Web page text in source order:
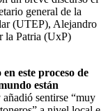
general de la
(UTEP), Alejandro
la Patria (UxP)
este proceso de
están
sentirse “muy